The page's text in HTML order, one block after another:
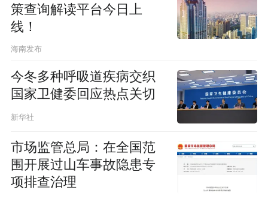
策查询解读平台今日上
线！
海南发布
今冬多种呼吸道疾病交织
国家卫健委回应热点关切
新华社
市场监管总局：在全国范
围开展过山车事故隐患专
项排查治理